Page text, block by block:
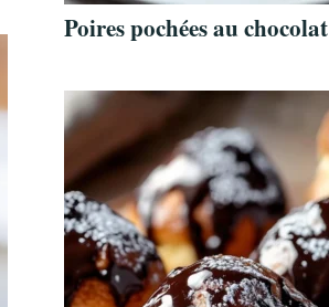
Poires pochées au chocolat